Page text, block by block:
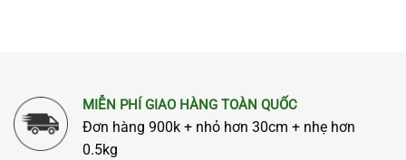
MIỄN PHÍ GIAO HÀNG TOÀN QUỐC
Đơn hàng 900k + nhỏ hơn 30cm + nhẹ hơn
0.5kg